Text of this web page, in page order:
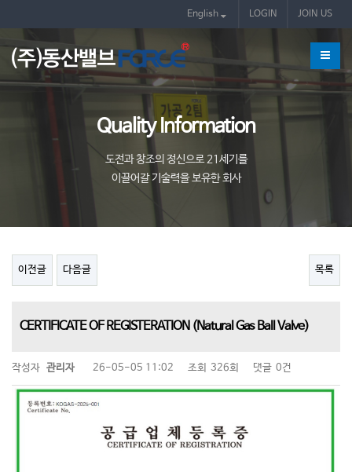
English LOGIN JOIN US
Quality Information
도전과 창조의 정신으로 21세기를
이끌어갈 기술력을 보유한 회사
인증서
이전글 다음글 목록
CERTIFICATE OF REGISTERATION (Natural Gas Ball Valve)
작성자 관리자 26-05-05 11:02 조회 326회 댓글 0건